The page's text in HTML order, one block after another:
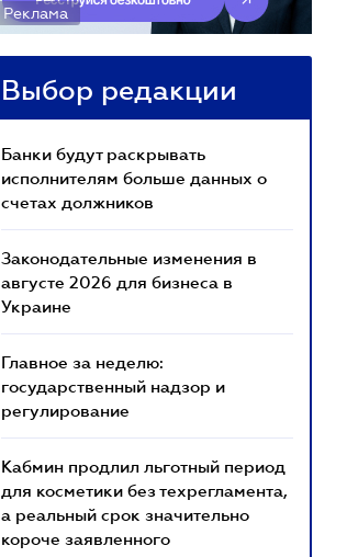
Реклама
Выбор редакции
Банки будут раскрывать
исполнителям больше данных о
счетах должников
Законодательные изменения в
августе 2026 для бизнеса в
Украине
Главное за неделю:
государственный надзор и
регулирование
Кабмин продлил льготный период
для косметики без техрегламента,
а реальный срок значительно
короче заявленного